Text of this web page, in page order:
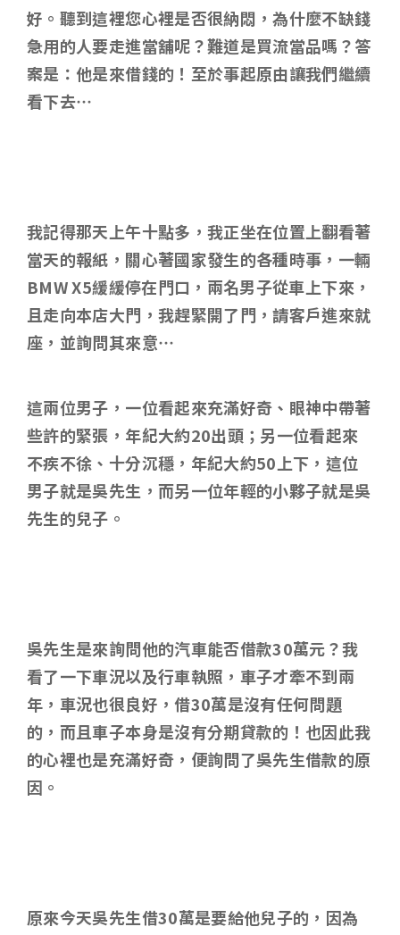
好。聽到這裡您心裡是否很納悶，為什麼不缺錢
急用的人要走進當舖呢？難道是買流當品嗎？答
案是：他是來借錢的！至於事起原由讓我們繼續
看下去…
我記得那天上午十點多，我正坐在位置上翻看著
當天的報紙，關心著國家發生的各種時事，一輛
BMW X5緩緩停在門口，兩名男子從車上下來，
且走向本店大門，我趕緊開了門，請客戶進來就
座，並詢問其來意…
這兩位男子，一位看起來充滿好奇、眼神中帶著
些許的緊張，年紀大約20出頭；另一位看起來
不疾不徐、十分沉穩，年紀大約50上下，這位
男子就是吳先生，而另一位年輕的小夥子就是吳
先生的兒子。
吳先生是來詢問他的汽車能否借款30萬元？我
看了一下車況以及行車執照，車子才牽不到兩
年，車況也很良好，借30萬是沒有任何問題
的，而且車子本身是沒有分期貸款的！也因此我
的心裡也是充滿好奇，便詢問了吳先生借款的原
因。
原來今天吳先生借30萬是要給他兒子的，因為